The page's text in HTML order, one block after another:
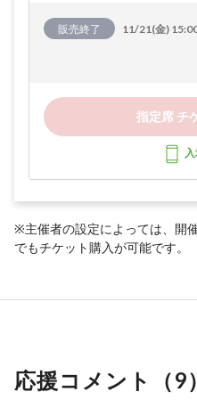
販売終了 11/21(金)
指定席 チ
※主催者の設定によっては、開
でもチケット購入が可能です。
応援コメント（9）